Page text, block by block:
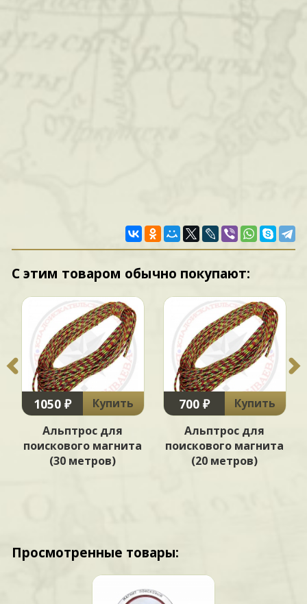
С этим товаром обычно покупают:
1050 ₽
Купить
Альптрос для
поискового магнита
(30 метров)
700 ₽
Купить
Альптрос для
поискового магнита
(20 метров)
Просмотренные товары: